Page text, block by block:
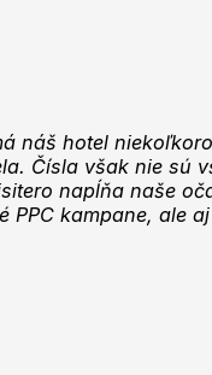
náš hotel
Čísla však nie sú
napĺňa naše
PPC kampane, ale